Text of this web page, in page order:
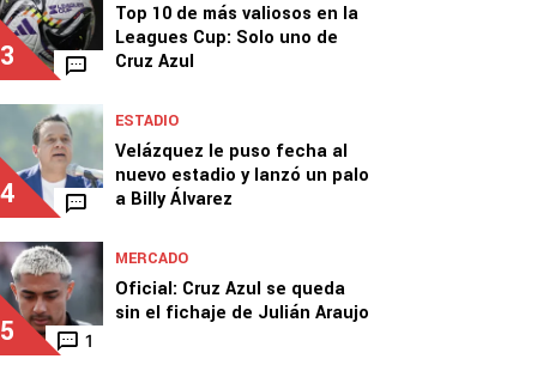
3
Top 10 de más valiosos en la
Leagues Cup: Solo uno de
Cruz Azul
4
ESTADIO
Velázquez le puso fecha al
nuevo estadio y lanzó un palo
a Billy Álvarez
5 1
MERCADO
Oficial: Cruz Azul se queda
sin el fichaje de Julián Araujo